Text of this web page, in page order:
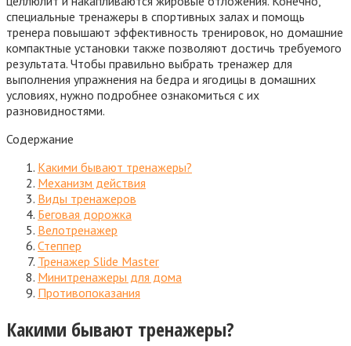
специальные тренажеры в спортивных залах и помощь
тренера повышают эффективность тренировок, но домашние
компактные установки также позволяют достичь требуемого
результата. Чтобы правильно выбрать тренажер для
выполнения упражнения на бедра и ягодицы в домашних
условиях, нужно подробнее ознакомиться с их
разновидностями.
Содержание
Какими бывают тренажеры?
Механизм действия
Виды тренажеров
Беговая дорожка
Велотренажер
Степпер
Тренажер Slide Master
Минитренажеры для дома
Противопоказания
Какими бывают тренажеры?